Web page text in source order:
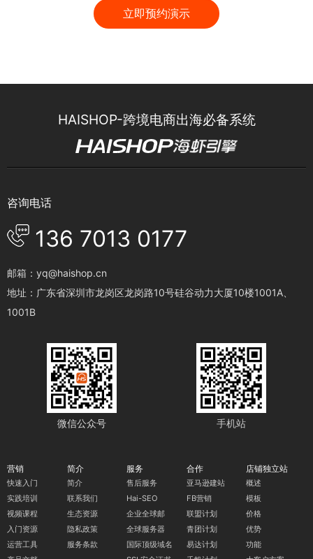
立即预约演示
HAISHOP-跨境电商出海必备系统
咨询电话
136 7013 0177
邮箱：yq@haishop.cn
地址：广东省深圳市龙岗区龙岗路10号硅谷动力大厦10楼1001A、
1001B
微信公众号 手机站
营销
快速入门
实践培训
视频课程
入门资源
运营工具
简介
简介
联系我们
生态资源
隐私政策
服务条款
服务
售后服务
Hai-SEO
企业全球邮
全球服务器
国际顶级域名
合作
亚马逊建站
FB营销
联盟计划
青团计划
易达计划
店铺独立站
概述
模板
价格
优势
功能